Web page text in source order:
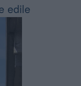
edile